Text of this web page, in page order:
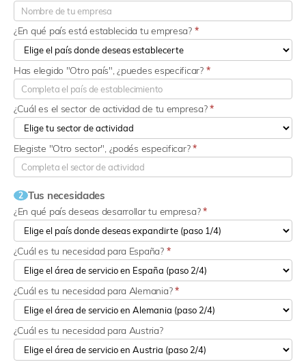
¿En qué país está establecida tu empresa? *
¿Cuál es el sector de actividad de tu empresa?*
Has elegido "Otro país", ¿puedes especificar? *
Elegiste "Otro sector", ¿podés especificar?*
2 Tus necesidades
¿En qué país deseas desarrollar tu empresa?*
¿Cuál es tu necesidad para España? *
¿Cuál es tu necesidad para Alemania?*
¿Cuál es tu necesidad para Austria?